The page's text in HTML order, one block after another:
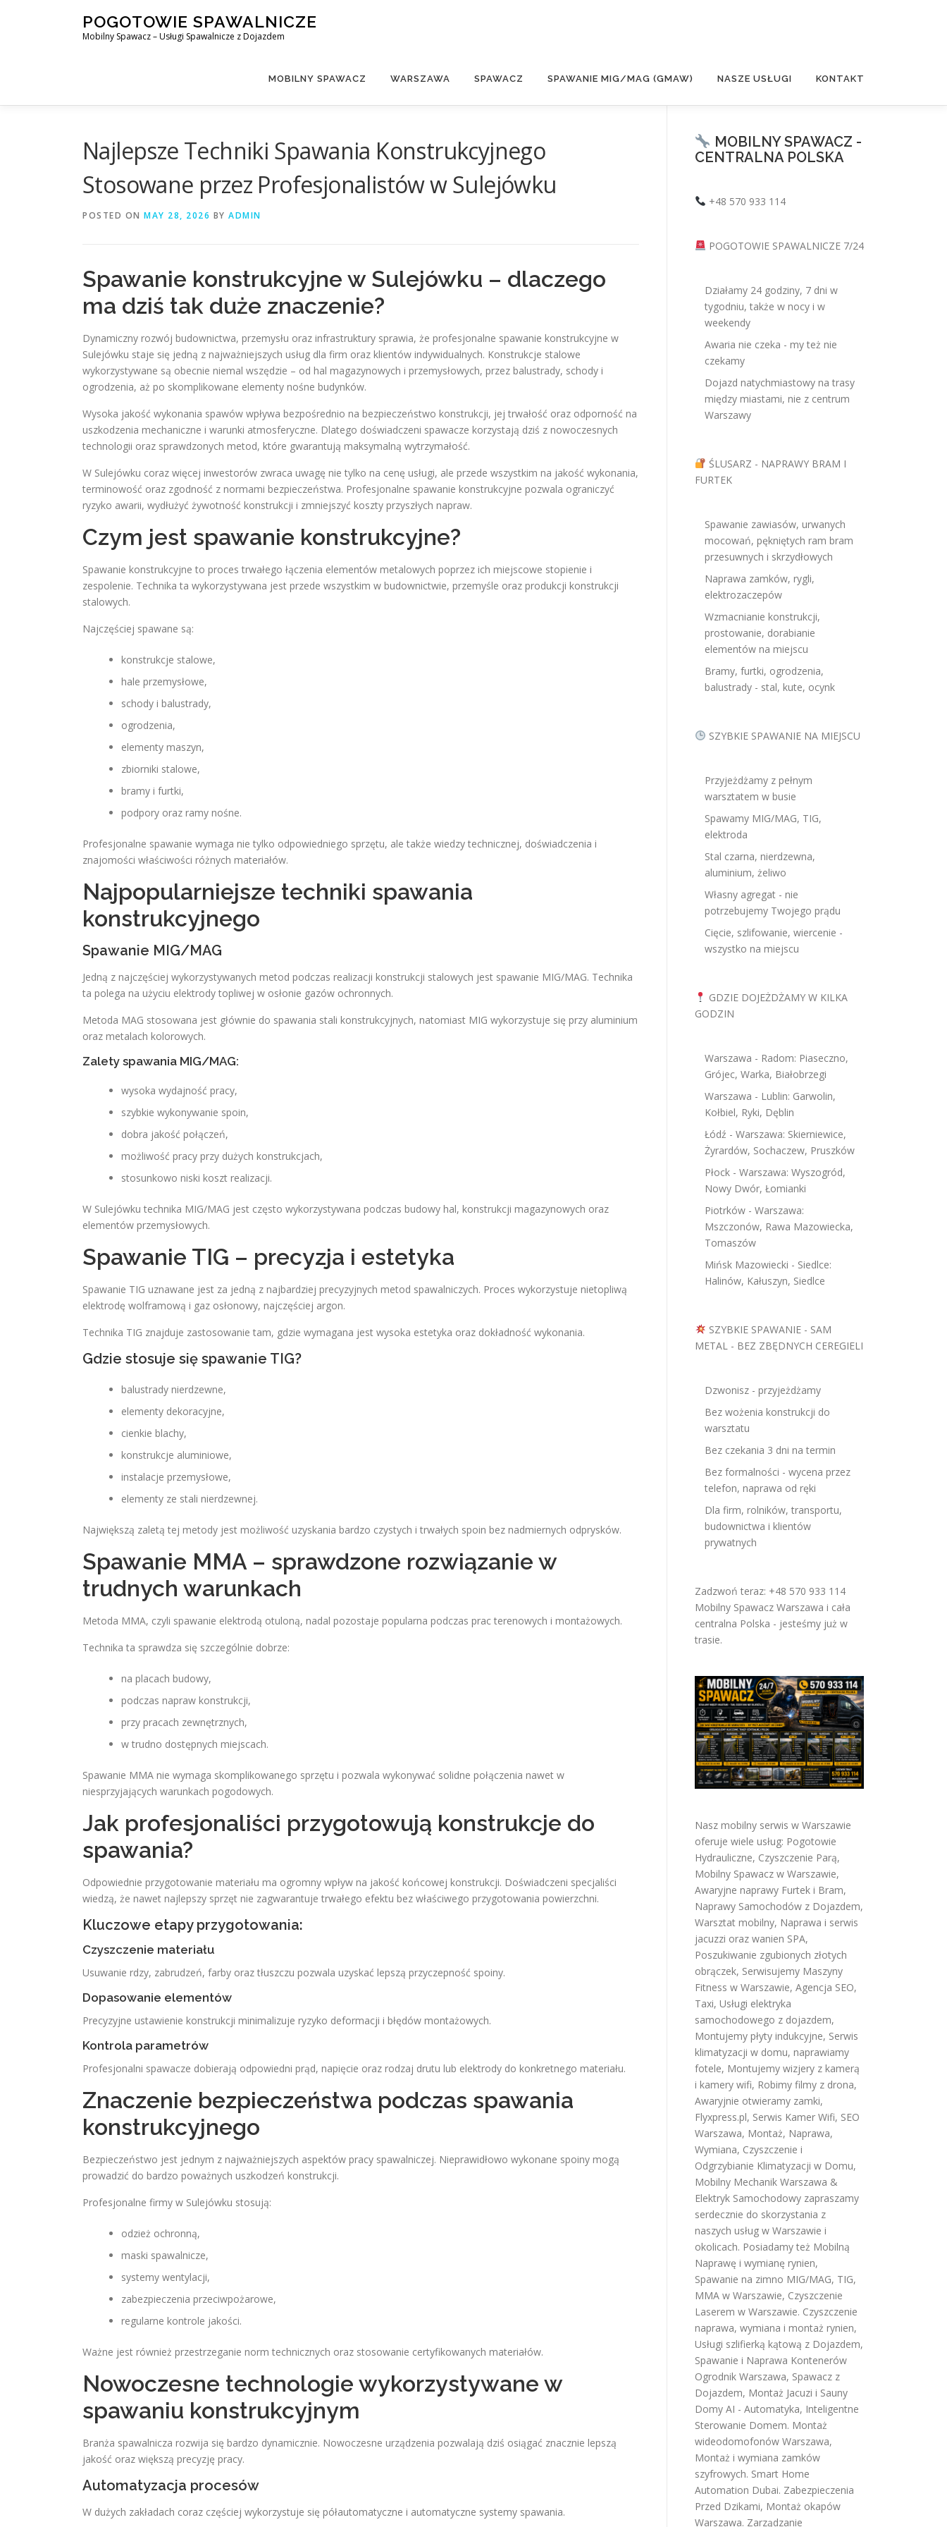
POGOTOWIE SPAWALNICZE
Mobilny Spawacz – Usługi Spawalnicze z Dojazdem
MOBILNY SPAWACZ WARSZAWA SPAWACZ SPAWANIE MIG/MAG (GMAW) NASZE USŁUGI KONTAKT
Najlepsze Techniki Spawania Konstrukcyjnego
Stosowane przez Profesjonalistów w Sulejówku
POSTED ON MAY 28, 2026 BY ADMIN
Spawanie konstrukcyjne w Sulejówku – dlaczego
ma dziś tak duże znaczenie?
Dynamiczny rozwój budownictwa, przemysłu oraz infrastruktury sprawia, że profesjonalne spawanie konstrukcyjne w
Sulejówku staje się jedną z najważniejszych usług dla firm oraz klientów indywidualnych. Konstrukcje stalowe
wykorzystywane są obecnie niemal wszędzie – od hal magazynowych i przemysłowych, przez balustrady, schody i
ogrodzenia, aż po skomplikowane elementy nośne budynków.
Wysoka jakość wykonania spawów wpływa bezpośrednio na bezpieczeństwo konstrukcji, jej trwałość oraz odporność na
uszkodzenia mechaniczne i warunki atmosferyczne. Dlatego doświadczeni spawacze korzystają dziś z nowoczesnych
technologii oraz sprawdzonych metod, które gwarantują maksymalną wytrzymałość.
W Sulejówku coraz więcej inwestorów zwraca uwagę nie tylko na cenę usługi, ale przede wszystkim na jakość wykonania,
terminowość oraz zgodność z normami bezpieczeństwa. Profesjonalne spawanie konstrukcyjne pozwala ograniczyć
ryzyko awarii, wydłużyć żywotność konstrukcji i zmniejszyć koszty przyszłych napraw.
Czym jest spawanie konstrukcyjne?
Spawanie konstrukcyjne to proces trwałego łączenia elementów metalowych poprzez ich miejscowe stopienie i
zespolenie. Technika ta wykorzystywana jest przede wszystkim w budownictwie, przemyśle oraz produkcji konstrukcji
stalowych.
Najczęściej spawane są:
konstrukcje stalowe,
hale przemysłowe,
schody i balustrady,
ogrodzenia,
elementy maszyn,
zbiorniki stalowe,
bramy i furtki,
podpory oraz ramy nośne.
Profesjonalne spawanie wymaga nie tylko odpowiedniego sprzętu, ale także wiedzy technicznej, doświadczenia i
znajomości właściwości różnych materiałów.
Najpopularniejsze techniki spawania
konstrukcyjnego
Spawanie MIG/MAG
Jedną z najczęściej wykorzystywanych metod podczas realizacji konstrukcji stalowych jest spawanie MIG/MAG. Technika
ta polega na użyciu elektrody topliwej w osłonie gazów ochronnych.
Metoda MAG stosowana jest głównie do spawania stali konstrukcyjnych, natomiast MIG wykorzystuje się przy aluminium
oraz metalach kolorowych.
Zalety spawania MIG/MAG:
wysoka wydajność pracy,
szybkie wykonywanie spoin,
dobra jakość połączeń,
możliwość pracy przy dużych konstrukcjach,
stosunkowo niski koszt realizacji.
W Sulejówku technika MIG/MAG jest często wykorzystywana podczas budowy hal, konstrukcji magazynowych oraz
elementów przemysłowych.
Spawanie TIG – precyzja i estetyka
Spawanie TIG uznawane jest za jedną z najbardziej precyzyjnych metod spawalniczych. Proces wykorzystuje nietopliwą
elektrodę wolframową i gaz osłonowy, najczęściej argon.
Technika TIG znajduje zastosowanie tam, gdzie wymagana jest wysoka estetyka oraz dokładność wykonania.
Gdzie stosuje się spawanie TIG?
balustrady nierdzewne,
elementy dekoracyjne,
cienkie blachy,
konstrukcje aluminiowe,
instalacje przemysłowe,
elementy ze stali nierdzewnej.
Największą zaletą tej metody jest możliwość uzyskania bardzo czystych i trwałych spoin bez nadmiernych odprysków.
Spawanie MMA – sprawdzone rozwiązanie w
trudnych warunkach
Metoda MMA, czyli spawanie elektrodą otuloną, nadal pozostaje popularna podczas prac terenowych i montażowych.
Technika ta sprawdza się szczególnie dobrze:
na placach budowy,
podczas napraw konstrukcji,
przy pracach zewnętrznych,
w trudno dostępnych miejscach.
Spawanie MMA nie wymaga skomplikowanego sprzętu i pozwala wykonywać solidne połączenia nawet w
niesprzyjających warunkach pogodowych.
Jak profesjonaliści przygotowują konstrukcje do
spawania?
Odpowiednie przygotowanie materiału ma ogromny wpływ na jakość końcowej konstrukcji. Doświadczeni specjaliści
wiedzą, że nawet najlepszy sprzęt nie zagwarantuje trwałego efektu bez właściwego przygotowania powierzchni.
Kluczowe etapy przygotowania:
Czyszczenie materiału
Usuwanie rdzy, zabrudzeń, farby oraz tłuszczu pozwala uzyskać lepszą przyczepność spoiny.
Dopasowanie elementów
Precyzyjne ustawienie konstrukcji minimalizuje ryzyko deformacji i błędów montażowych.
Kontrola parametrów
Profesjonalni spawacze dobierają odpowiedni prąd, napięcie oraz rodzaj drutu lub elektrody do konkretnego materiału.
Znaczenie bezpieczeństwa podczas spawania
konstrukcyjnego
Bezpieczeństwo jest jednym z najważniejszych aspektów pracy spawalniczej. Nieprawidłowo wykonane spoiny mogą
prowadzić do bardzo poważnych uszkodzeń konstrukcji.
Profesjonalne firmy w Sulejówku stosują:
odzież ochronną,
maski spawalnicze,
systemy wentylacji,
zabezpieczenia przeciwpożarowe,
regularne kontrole jakości.
Ważne jest również przestrzeganie norm technicznych oraz stosowanie certyfikowanych materiałów.
Nowoczesne technologie wykorzystywane w
spawaniu konstrukcyjnym
Branża spawalnicza rozwija się bardzo dynamicznie. Nowoczesne urządzenia pozwalają dziś osiągać znacznie lepszą
jakość oraz większą precyzję pracy.
Automatyzacja procesów
W dużych zakładach coraz częściej wykorzystuje się półautomatyczne i automatyczne systemy spawania.
MOBILNY SPAWACZ -
CENTRALNA POLSKA
+48 570 933 114
POGOTOWIE SPAWALNICZE 7/24
Działamy 24 godziny, 7 dni w
tygodniu, także w nocy i w
weekendy
Awaria nie czeka - my też nie
czekamy
Dojazd natychmiastowy na trasy
między miastami, nie z centrum
Warszawy
ŚLUSARZ - NAPRAWY BRAM I
FURTEK
Spawanie zawiasów, urwanych
mocowań, pękniętych ram bram
przesuwnych i skrzydłowych
Naprawa zamków, rygli,
elektrozaczepów
Wzmacnianie konstrukcji,
prostowanie, dorabianie
elementów na miejscu
Bramy, furtki, ogrodzenia,
balustrady - stal, kute, ocynk
SZYBKIE SPAWANIE NA MIEJSCU
Przyjeżdżamy z pełnym
warsztatem w busie
Spawamy MIG/MAG, TIG,
elektroda
Stal czarna, nierdzewna,
aluminium, żeliwo
Własny agregat - nie
potrzebujemy Twojego prądu
Cięcie, szlifowanie, wiercenie -
wszystko na miejscu
GDZIE DOJEŻDŻAMY W KILKA
GODZIN
Warszawa - Radom: Piaseczno,
Grójec, Warka, Białobrzegi
Warszawa - Lublin: Garwolin,
Kołbiel, Ryki, Dęblin
Łódź - Warszawa: Skierniewice,
Żyrardów, Sochaczew, Pruszków
Płock - Warszawa: Wyszogród,
Nowy Dwór, Łomianki
Piotrków - Warszawa:
Mszczonów, Rawa Mazowiecka,
Tomaszów
Mińsk Mazowiecki - Siedlce:
Halinów, Kałuszyn, Siedlce
SZYBKIE SPAWANIE - SAM
METAL - BEZ ZBĘDNYCH CEREGIELI
Dzwonisz - przyjeżdżamy
Bez wożenia konstrukcji do
warsztatu
Bez czekania 3 dni na termin
Bez formalności - wycena przez
telefon, naprawa od ręki
Dla firm, rolników, transportu,
budownictwa i klientów
prywatnych
Zadzwoń teraz: +48 570 933 114
Mobilny Spawacz Warszawa i cała
centralna Polska - jesteśmy już w
trasie.
Nasz mobilny serwis w Warszawie
oferuje wiele usług: Pogotowie
Hydrauliczne, Czyszczenie Parą,
Mobilny Spawacz w Warszawie,
Awaryjne naprawy Furtek i Bram,
Naprawy Samochodów z Dojazdem,
Warsztat mobilny, Naprawa i serwis
jacuzzi oraz wanien SPA,
Poszukiwanie zgubionych złotych
obrączek, Serwisujemy Maszyny
Fitness w Warszawie, Agencja SEO,
Taxi, Usługi elektryka
samochodowego z dojazdem,
Montujemy płyty indukcyjne, Serwis
klimatyzacji w domu, naprawiamy
fotele, Montujemy wizjery z kamerą
i kamery wifi, Robimy filmy z drona,
Awaryjnie otwieramy zamki,
Flyxpress.pl, Serwis Kamer Wifi, SEO
Warszawa, Montaż, Naprawa,
Wymiana, Czyszczenie i
Odgrzybianie Klimatyzacji w Domu,
Mobilny Mechanik Warszawa &
Elektryk Samochodowy zapraszamy
serdecznie do skorzystania z
naszych usług w Warszawie i
okolicach. Posiadamy też Mobilną
Naprawę i wymianę rynien,
Spawanie na zimno MIG/MAG, TIG,
MMA w Warszawie, Czyszczenie
Laserem w Warszawie. Czyszczenie
naprawa, wymiana i montaż rynien,
Usługi szlifierką kątową z Dojazdem,
Spawanie i Naprawa Kontenerów
Ogrodnik Warszawa, Spawacz z
Dojazdem, Montaż Jacuzi i Sauny
Domy AI - Automatyka, Inteligentne
Sterowanie Domem. Montaż
wideodomofonów Warszawa,
Montaż i wymiana zamków
szyfrowych. Smart Home
Automation Dubai. Zabezpieczenia
Przed Dzikami, Montaż okapów
Warszawa. Zarządzanie